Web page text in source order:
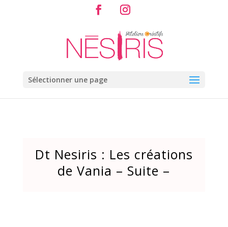
Sélectionner une page
Dt Nesiris : Les créations
de Vania – Suite –